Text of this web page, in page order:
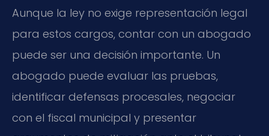
Aunque la ley no exige representación legal
para estos cargos, contar con un abogado
puede ser una decisión importante. Un
abogado puede evaluar las pruebas,
identificar defensas procesales, negociar
con el fiscal municipal y presentar